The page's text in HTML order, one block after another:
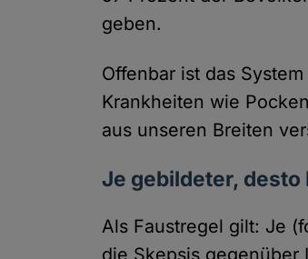
geben.
Offenbar ist das
Krankheiten wie
aus unseren Breiten
Je gebildeter, desto
Als Faustregel gilt: Je